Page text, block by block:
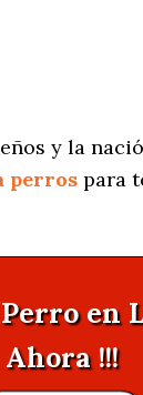
y la
perros para
en
Ahora !!!